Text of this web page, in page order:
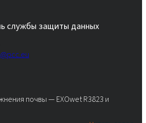
службы защиты данных
почвы — EXOwet R3823 и